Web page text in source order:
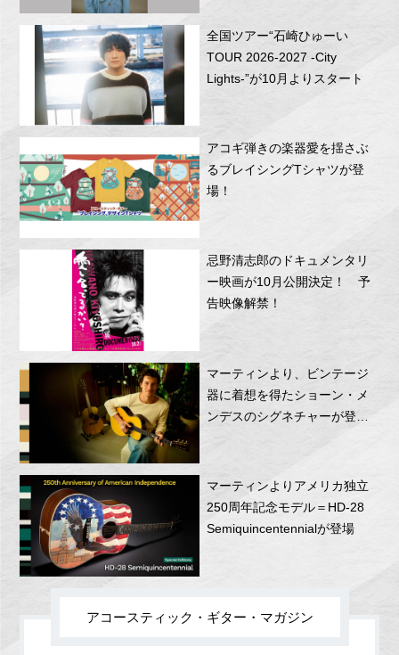
全国ツアー“石崎ひゅーい
TOUR 2026-2027 -City
Lights-”が10月よりスタート
アコギ弾きの楽器愛を揺さぶ
るブレイシングTシャツが登
場！
忌野清志郎のドキュメンタリ
ー映画が10月公開決定！ 予
告映像解禁！
マーティンより、ビンテージ
器に着想を得たショーン・メ
ンデスのシグネチャーが登
マーティンよりアメリカ独立
250周年記念モデル＝HD-28
Semiquincentennialが登場
アコースティック・ギター・マガジン